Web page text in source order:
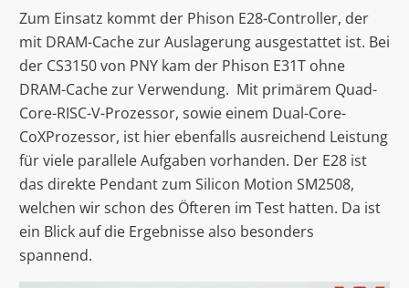
Zum Einsatz kommt der Phison E28-Controller, der
mit DRAM-Cache zur Auslagerung ausgestattet ist. Bei
der CS3150 von PNY kam der Phison E31T ohne
DRAM-Cache zur Verwendung. Mit primärem Quad-
Core-RISC-V-Prozessor, sowie einem Dual-Core-
CoXProzessor, ist hier ebenfalls ausreichend Leistung
für viele parallele Aufgaben vorhanden. Der E28 ist
das direkte Pendant zum Silicon Motion SM2508,
welchen wir schon des Öfteren im Test hatten. Da ist
ein Blick auf die Ergebnisse also besonders
spannend.